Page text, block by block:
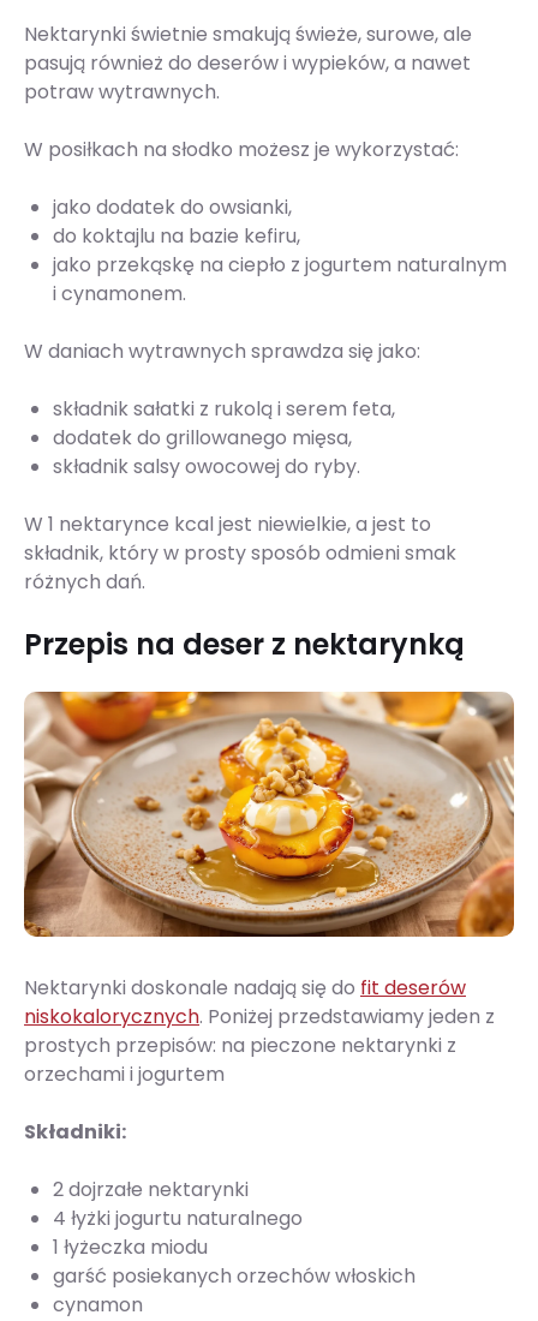
Nektarynki świetnie smakują świeże, surowe, ale
pasują również do deserów i wypieków, a nawet
potraw wytrawnych.
W posiłkach na słodko możesz je wykorzystać:
jako dodatek do owsianki,
do koktajlu na bazie kefiru,
jako przekąskę na ciepło z jogurtem naturalnym
i cynamonem.
W daniach wytrawnych sprawdza się jako:
składnik sałatki z rukolą i serem feta,
dodatek do grillowanego mięsa,
składnik salsy owocowej do ryby.
W 1 nektarynce kcal jest niewielkie, a jest to
składnik, który w prosty sposób odmieni smak
różnych dań.
Przepis na deser z nektarynką
Nektarynki doskonale nadają się do fit deserów
niskokalorycznych. Poniżej przedstawiamy jeden z
prostych przepisów: na pieczone nektarynki z
orzechami i jogurtem
Składniki:
2 dojrzałe nektarynki
4 łyżki jogurtu naturalnego
1 łyżeczka miodu
garść posiekanych orzechów włoskich
cynamon